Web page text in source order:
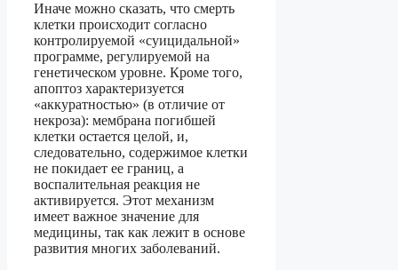
Иначе можно сказать, что смерть
клетки происходит согласно
контролируемой «суицидальной»
программе, регулируемой на
генетическом уровне. Кроме того,
апоптоз характеризуется
«аккуратностью» (в отличие от
некроза): мембрана погибшей
клетки остается целой, и,
следовательно, содержимое клетки
не покидает ее границ, а
воспалительная реакция не
активируется. Этот механизм
имеет важное значение для
медицины, так как лежит в основе
развития многих заболеваний.